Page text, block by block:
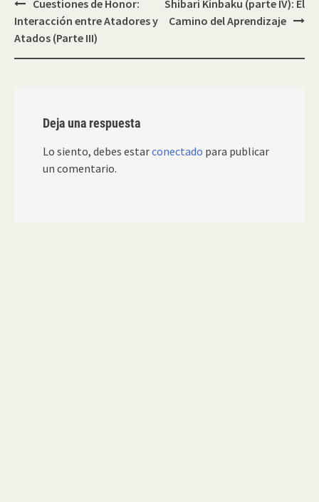
de
entradas
Cuestiones de Honor:
Interacción entre Atadores y
Atados (Parte III)
Shibari Kinbaku (parte IV): El
Camino del Aprendizaje
Deja una respuesta
Lo siento, debes estarconectado para publicar
un comentario.